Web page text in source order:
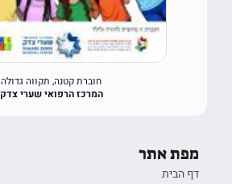
חוברת קטנה, תקווה גדולה
המרכז הרפואי שערי צדק
מפת אתר
דף הבית